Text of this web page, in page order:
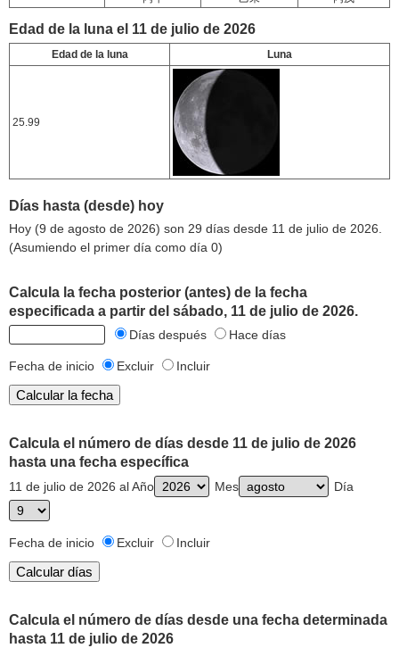
Edad de la luna el 11 de julio de 2026
Edad de la luna Luna
25.99
Días hasta (desde) hoy
Hoy (9 de agosto de 2026) son 29 días desde 11 de julio de 2026.
(Asumiendo el primer día como día 0)
Calcula la fecha posterior (antes) de la fecha
especificada a partir del sábado, 11 de julio de 2026.
Días después Hace días
Fecha de inicio Excluir Incluir
Calcula el número de días desde 11 de julio de 2026
hasta una fecha específica
11 de julio de 2026 al Año Mes Día
Fecha de inicio Excluir Incluir
Calcula el número de días desde una fecha determinada
hasta 11 de julio de 2026